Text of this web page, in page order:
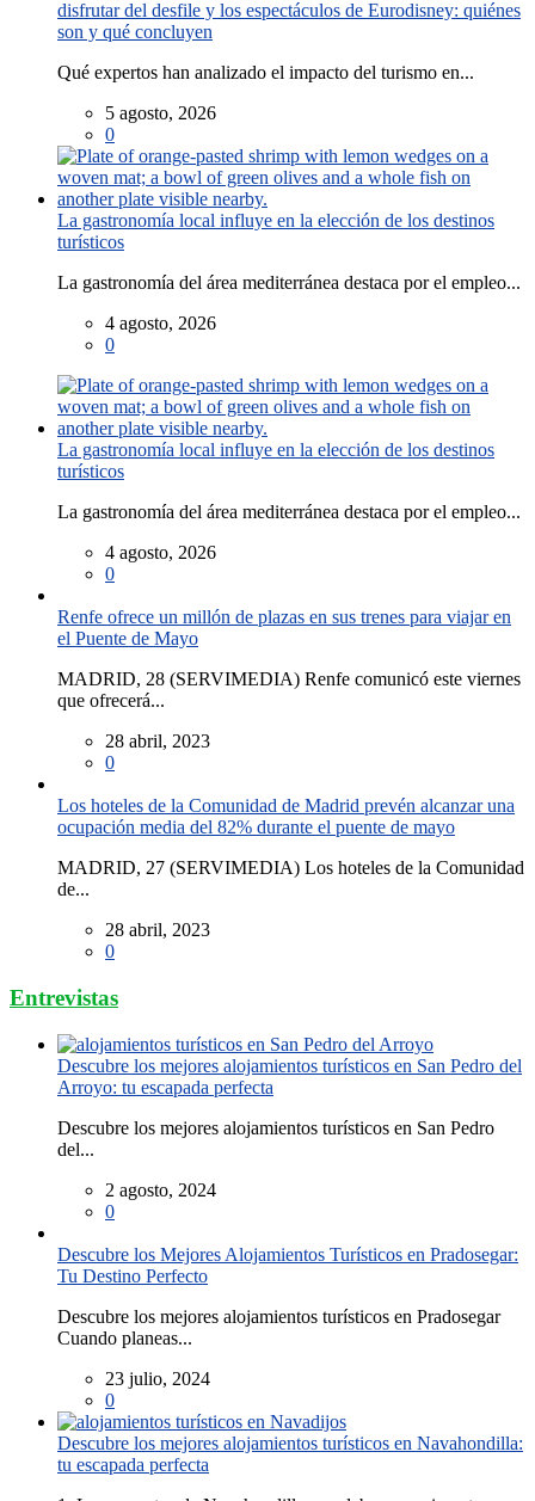
disfrutar del desfile y los espectáculos de Eurodisney: quiénes
son y qué concluyen
Qué expertos han analizado el impacto del turismo en...
5 agosto, 2026
0
La gastronomía local influye en la elección de los destinos
turísticos
La gastronomía del área mediterránea destaca por el empleo...
4 agosto, 2026
0
La gastronomía local influye en la elección de los destinos
turísticos
La gastronomía del área mediterránea destaca por el empleo...
4 agosto, 2026
0
Renfe ofrece un millón de plazas en sus trenes para viajar en
el Puente de Mayo
MADRID, 28 (SERVIMEDIA) Renfe comunicó este viernes
que ofrecerá...
28 abril, 2023
0
Los hoteles de la Comunidad de Madrid prevén alcanzar una
ocupación media del 82% durante el puente de mayo
MADRID, 27 (SERVIMEDIA) Los hoteles de la Comunidad
de...
28 abril, 2023
0
Entrevistas
Descubre los mejores alojamientos turísticos en San Pedro del
Arroyo: tu escapada perfecta
Descubre los mejores alojamientos turísticos en San Pedro
del...
2 agosto, 2024
0
Descubre los Mejores Alojamientos Turísticos en Pradosegar:
Tu Destino Perfecto
Descubre los mejores alojamientos turísticos en Pradosegar
Cuando planeas...
23 julio, 2024
0
Descubre los mejores alojamientos turísticos en Navahondilla:
tu escapada perfecta